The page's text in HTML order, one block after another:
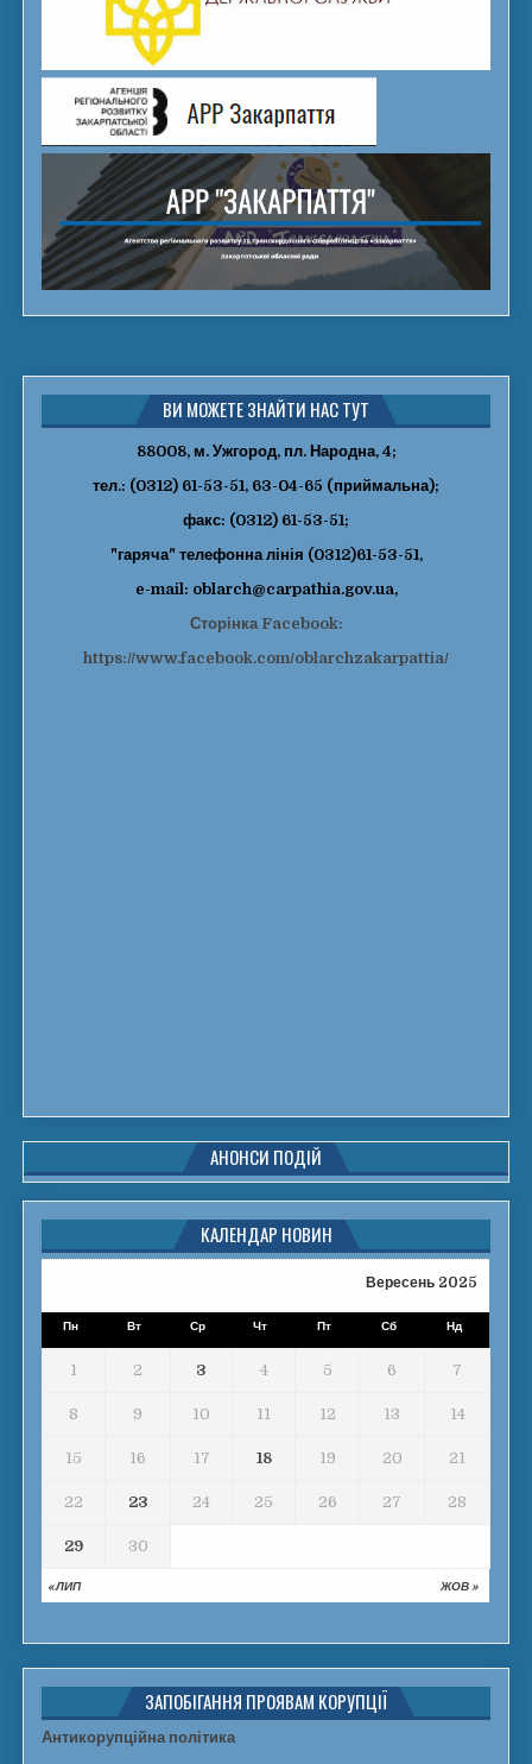
ВИ МОЖЕТЕ ЗНАЙТИ НАС ТУТ
88008, м. Ужгород, пл. Народна, 4;
тел.: (0312) 61-53-51, 63-04-65 (приймальна);
факс: (0312) 61-53-51;
"гаряча" телефонна лінія (0312)61-53-51,
e-mail: oblarch@carpathia.gov.ua,
Сторінка Facebook:
https://www.facebook.com/oblarchzakarpattia/
АНОНСИ ПОДІЙ
КАЛЕНДАР НОВИН
Вересень 2025
Пн Вт Ср Чт Пт Сб Нд
« ЛИП ЖОВ »
1 2 3 4 5 6 7
8 9 10 11 12 13 14
15 16 17 18 19 20 21
22 23 24 25 26 27 28
29 30
ЗАПОБІГАННЯ ПРОЯВАМ КОРУПЦІЇ
Антикорупційна політика